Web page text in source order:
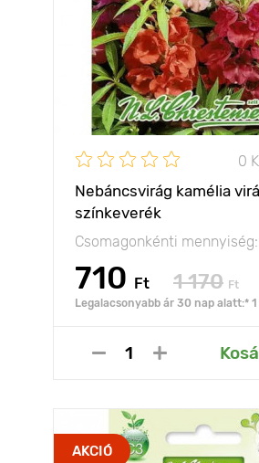
0
Nebáncsvirág kamélia
színkeverék
Csomagonkénti mennyiség:
710 Ft 1 170 Ft
Legalacsonyabb ár 30 nap alatt:*
AKCIÓ